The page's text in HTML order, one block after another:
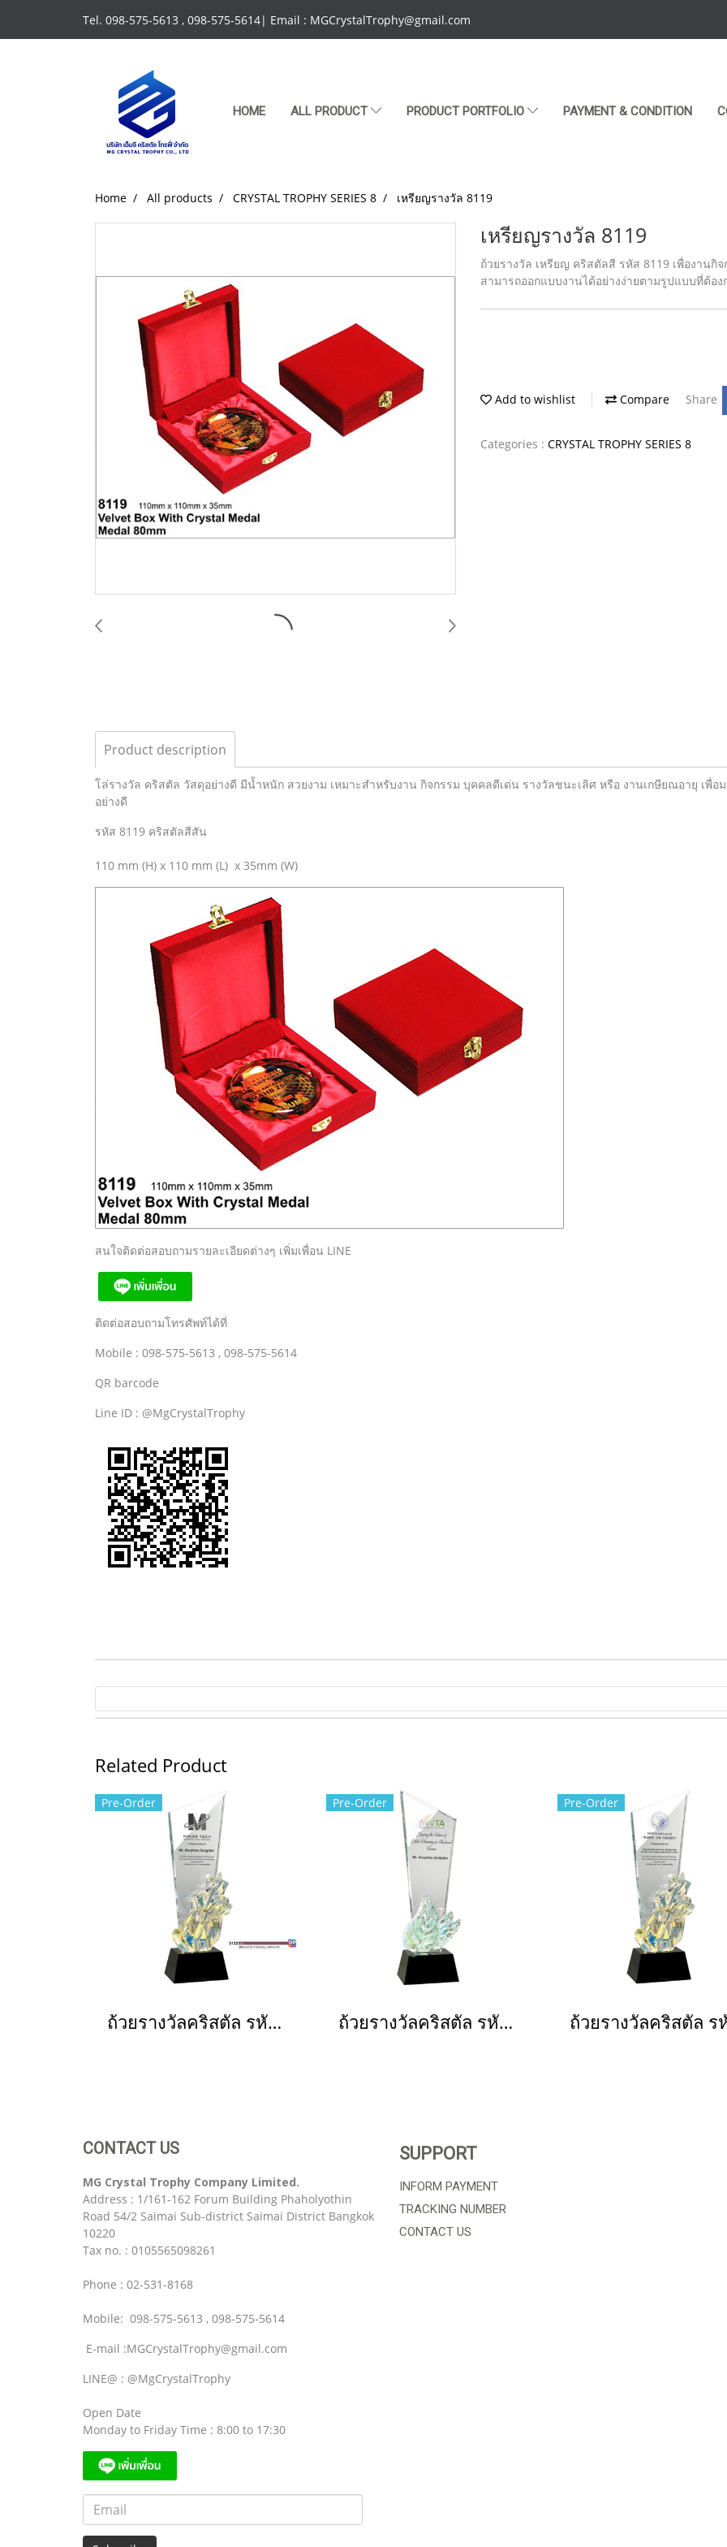
Tel. 098-575-5613 , 098-575-5614| Email : MGCrystalTrophy@gmail.com
HOME ALL PRODUCT PRODUCT PORTFOLIO PAYMENT & CONDITION
Home All products CRYSTAL TROPHY SERIES 8 เหรียญรางวัล 8119
เหรียญรางวัล 8119
ถ้วยรางวัล เหรียญ คริสตัลสี รหัส 8119 เพื่องาน
สามารถออกแบบงานได้อย่างง่ายตามรูปแบบที่ต้อง
Add to wishlist Compare Share
Categories : CRYSTAL TROPHY SERIES 8
Product description
โล่รางวัล คริสตัล วัสดุอย่างดี มีน้ำหนัก สวยงาม เหมาะสำหรับงาน กิจกรรม บุคคลดีเด่น รางวัลชนะเลิศ หรือ งานเกษียณอายุ เพื่
อย่างดี
รหัส 8119 คริสตัลสีสัน
110 mm (H) x 110 mm (L) x 35mm (W)
สนใจติดต่อสอบถามรายละเอียดต่างๆ เพิ่มเพื่อน LINE
ติดต่อสอบถามโทรศัพท์ได้ที่
Mobile : 098-575-5613 , 098-575-5614
QR barcode
Line ID : @MgCrystalTrophy
Related Product
Pre-Order
ถ้วยรางวัลคริสตัล รหัส 3132
Pre-Order
ถ้วยรางวัลคริสตัล รหัส 3137
Pre-Order
CONTACT US
MG Crystal Trophy Company Limited.
Address : 1/161-162 Forum Building Phaholyothin
Road 54/2 Saimai Sub-district Saimai District Bangkok
10220
Tax no. : 0105565098261
Phone : 02-531-8168
Mobile: 098-575-5613 , 098-575-5614
E-mail :MGCrystalTrophy@gmail.com
LINE@ : @MgCrystalTrophy
Open Date
Monday to Friday Time : 8:00 to 17:30
SUPPORT
INFORM PAYMENT
TRACKING NUMBER
CONTACT US